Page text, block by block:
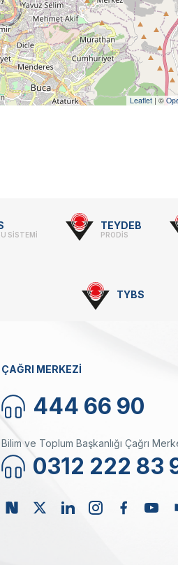
Leaflet | ©
SİSTEMİ
TEYDEB
PRODİS
TYBS
ÇAĞRI MERKEZİ
444 66 90
Bilim ve Toplum Başkanlığı Çağrı
0312 222 83